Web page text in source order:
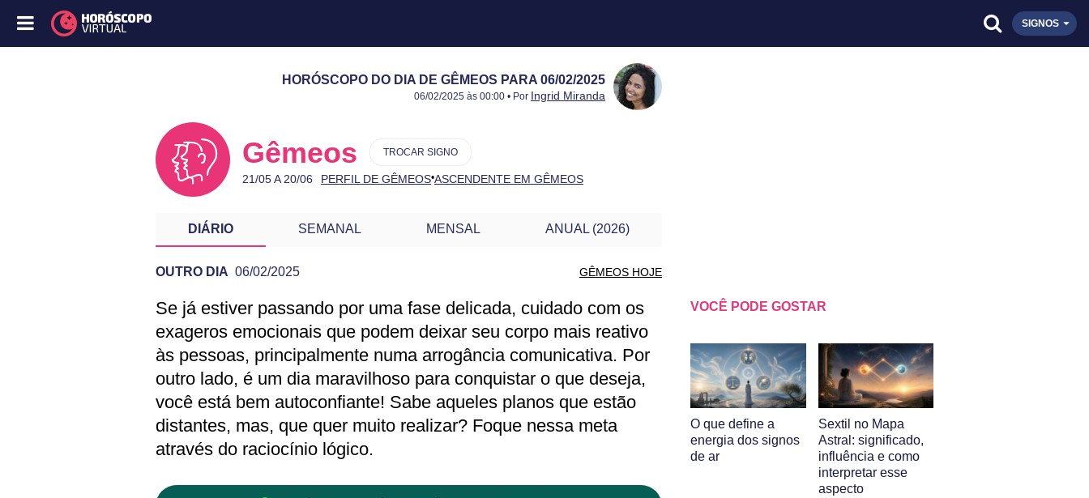
SIGNOS
HORÓSCOPO DO DIA DE GÊMEOS PARA 06/02/2025
Publicado:
06/02/2025
Atualizado:
06/02/2025
06/02/2025 às 00:00 • Por Ingrid Miranda
Gêmeos
21/05 A 20/06 PERFIL DE GÊMEOS•ASCENDENTE EM GÊMEOS
TROCAR SIGNO
DIÁRIO SEMANAL MENSAL ANUAL (2026)
OUTRO DIA 06/02/2025 GÊMEOS HOJE
PREVISÃO DE GÊMEOS PARA OUTRO DIA
Se já estiver passando por uma fase delicada, cuidado com os
exageros emocionais que podem deixar seu corpo mais reativo
às pessoas, principalmente numa arrogância comunicativa. Por
outro lado, é um dia maravilhoso para conquistar o que deseja,
você está bem autoconfiante! Sabe aqueles planos que estão
distantes, mas, que quer muito realizar? Foque nessa meta
através do raciocínio lógico.
VOCÊ PODE GOSTAR
O que define a
energia dos signos
de ar
Sextil no Mapa
Astral: significado,
influência e como
interpretar esse
aspecto